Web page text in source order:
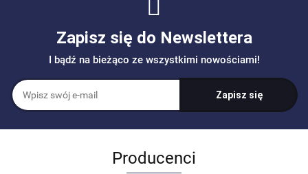
Zapisz się do Newslettera
I bądź na bieżąco ze wszystkimi nowościami!
Producenci